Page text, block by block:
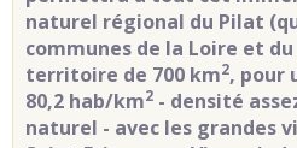
naturel régional du Pilat
communes de la Loire et du
territoire de 700 km2, pour
80,2 hab/km2 - densité
naturel - avec les grandes